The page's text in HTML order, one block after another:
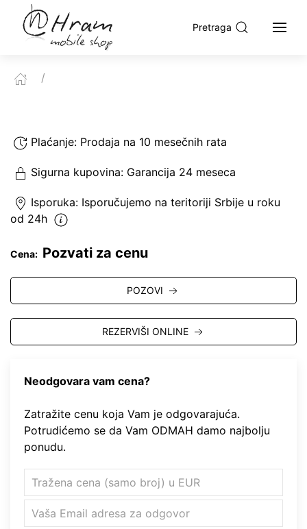
Pretraga
Plaćanje: Prodaja na 10 mesečnih rata
Sigurna kupovina: Garancija 24 meseca
Isporuka: Isporučujemo na teritoriji Srbije u roku
od 24h
Cena: Pozvati za cenu
POZOVI
REZERVIŠI ONLINE
Neodgovara vam cena?
Zatražite cenu koja Vam je odgovarajuća.
Potrudićemo se da Vam ODMAH damo najbolju
ponudu.